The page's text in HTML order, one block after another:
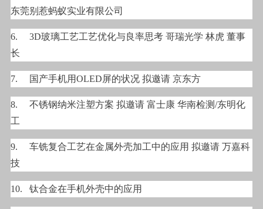
东莞别惹蚂蚁实业有限公司
6.
3D玻璃工艺工艺优化与良率思考 哥瑞光学 林虎 董事
长
7. 国产手机用OLED屏的状况 拟邀请 京东方
8.
不锈钢纳米注塑方案 拟邀请 富士康 华南检测/东明化
工
9.
车铣复合工艺在金属外壳加工中的应用 拟邀请 万嘉科
技
10. 钛合金在手机外壳中的应用